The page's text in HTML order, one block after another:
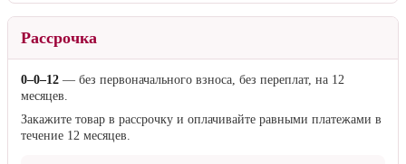
Рассрочка
0–0–12 — без первоначального взноса, без переплат, на 12
месяцев.
Закажите товар в рассрочку и оплачивайте равными платежами в
течение 12 месяцев.